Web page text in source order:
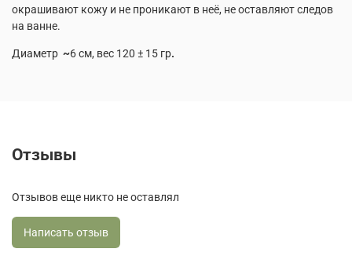
окрашивают кожу и не проникают в неё, не оставляют следов
на ванне.
Диаметр ~6 см, вес 120 ± 15 гр.
Отзывы
Отзывов еще никто не оставлял
Написать отзыв